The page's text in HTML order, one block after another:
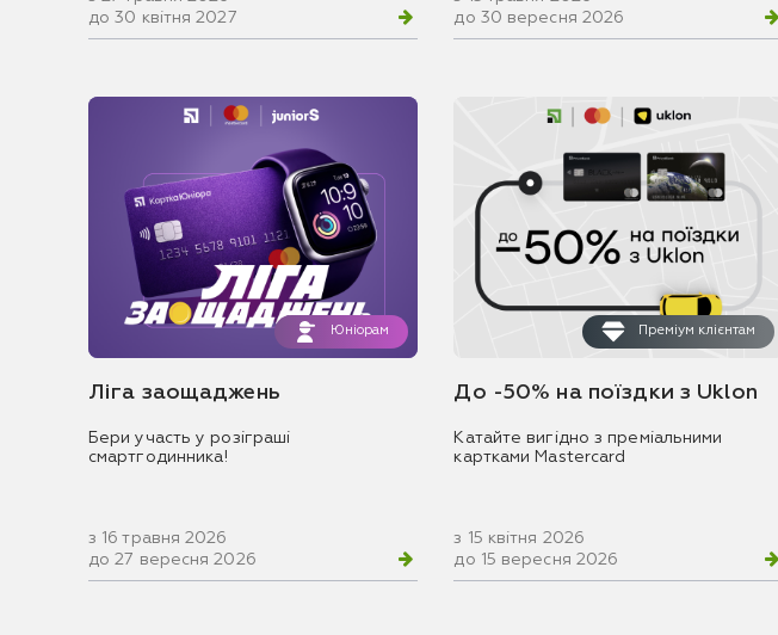
до 30 квітня 2027
до 30 вересня 2026
Юніорам
Ліга заощаджень
Бери участь у розіграші
смартгодинника!
з 16 травня 2026
до 27 вересня 2026
Преміум клієнтам
До -50% на поїздки з Uklon
Катайте вигідно з преміальними
картками Mastercard
з 15 квітня 2026
до 15 вересня 2026